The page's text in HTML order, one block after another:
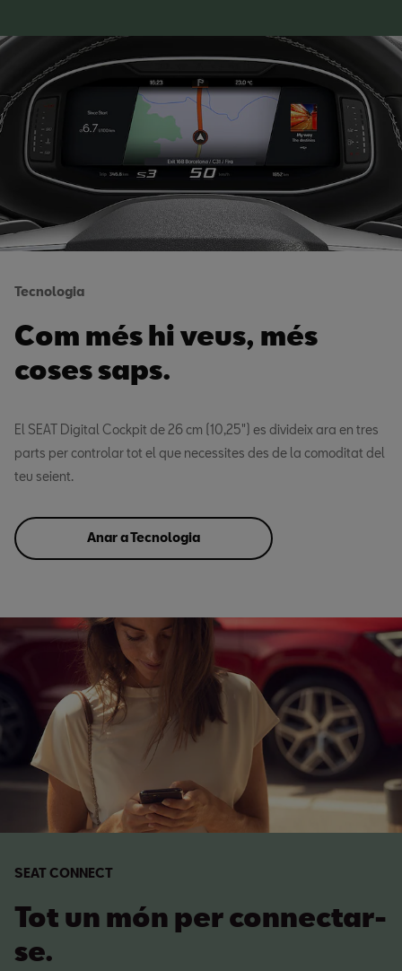
Tecnologia
Com més hi veus, més
coses saps.
El SEAT Digital Cockpit de 26 cm (10,25") es divideix ara en tres
parts per controlar tot el que necessites des de la comoditat del
teu seient.
Anar a Tecnologia
SEAT CONNECT
Tot un món per connectar-
se.